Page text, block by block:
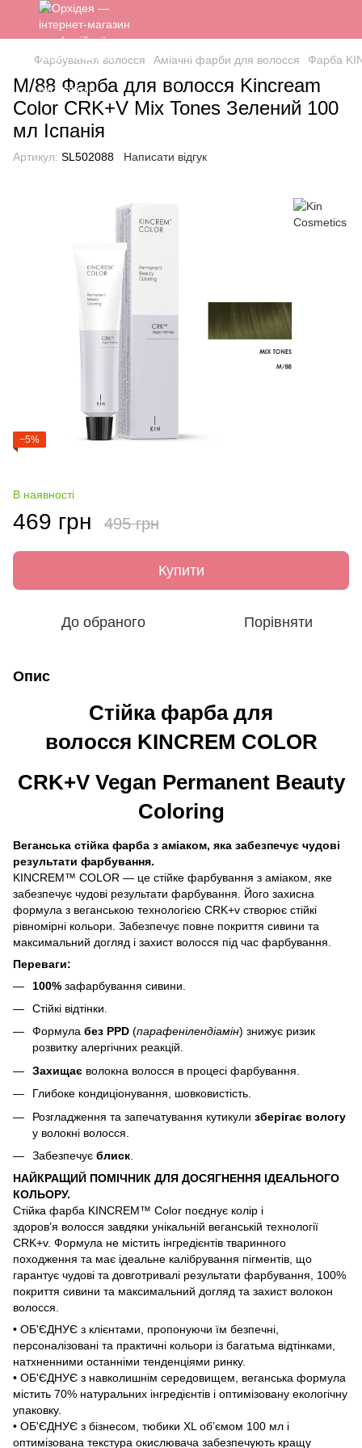
Фарбування волосся Аміачні фарби для волосся Фарба
M/88 Фарба для волосся Kincream
Color CRK+V Mix Tones Зелений 100
мл Іспанія
Артикул: SL502088 Написати відгук
−5%
В наявності
469 грн 495 грн
Купити
До обраного Порівняти
Опис
Стійка фарба для
волосся KINCREM COLOR
CRK+V Vegan Permanent Beauty
Coloring
Веганська стійка фарба з аміаком, яка забезпечує чудові
результати фарбування.
KINCREM™ COLOR — це стійке фарбування з аміаком, яке
забезпечує чудові результати фарбування. Його захисна
формула з веганською технологією CRK+v створює стійкі
рівномірні кольори. Забезпечує повне покриття сивини та
максимальний догляд і захист волосся під час фарбування.
Переваги:
100% зафарбування сивини.
Стійкі відтінки.
Формула без PPD (парафенілендіамін) знижує ризик
розвитку алергічних реакцій.
Захищає волокна волосся в процесі фарбування.
Глибоке кондиціонування, шовковистість.
Розгладження та запечатування кутикули зберігає вологу
у волокні волосся.
Забезпечує блиск
НАЙКРАЩИЙ ПОМІЧНИК ДЛЯ ДОСЯГНЕННЯ ІДЕАЛЬНОГО
КОЛЬОРУ.
Стійка фарба KINCREM™ Color поєднує колір і
здоров’я волосся завдяки унікальній веганській технології
CRK+v. Формула не містить інгредієнтів тваринного
походження та має ідеальне калібрування пігментів, що
гарантує чудові та довготривалі результати фарбування, 100%
покриття сивини та максимальний догляд та захист волокон
волосся.
• ОБ'ЄДНУЄ з клієнтами, пропонуючи їм безпечні,
персоналізовані та практичні кольори із багатьма відтінками,
натхненними останніми тенденціями ринку.
• ОБ'ЄДНУЄ з навколишнім середовищем, веганська формула
містить 70% натуральних інгредієнтів і оптимізовану екологічну
упаковку.
• ОБ'ЄДНУЄ з бізнесом, тюбики XL об’ємом 100 мл і
оптимізована текстура окислювача забезпечують кращу